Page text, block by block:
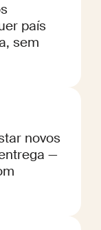
país
sem
novos
—